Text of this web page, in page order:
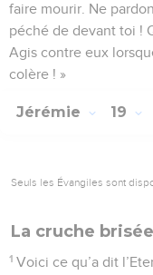
faire mourir. Ne
péché de devant toi !
Agis contre eux
colère ! »
Jérémie 19
Seuls les Évangiles sont
La cruche brisée
1 Voici ce qu’a dit